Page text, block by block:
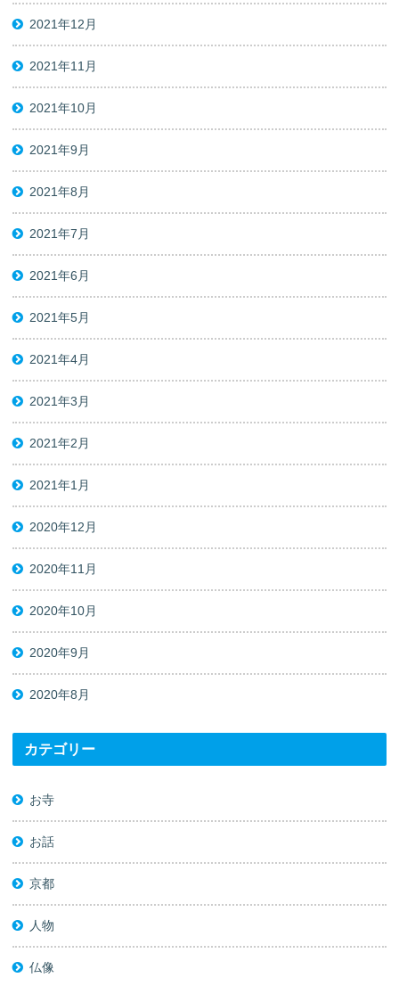
2021年12月
2021年11月
2021年10月
2021年9月
2021年8月
2021年7月
2021年6月
2021年5月
2021年4月
2021年3月
2021年2月
2021年1月
2020年12月
2020年11月
2020年10月
2020年9月
2020年8月
カテゴリー
お寺
お話
京都
人物
仏像